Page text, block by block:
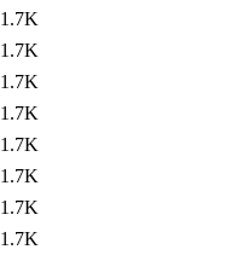
1.7K
1.7K
1.7K
1.7K
1.7K
1.7K
1.7K
1.7K